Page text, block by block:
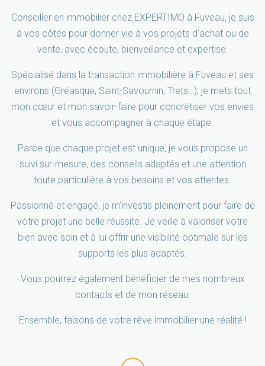
Conseiller en immobilier chez EXPERTIMO à Fuveau, je suis
à vos côtés pour donner vie à vos projets d’achat ou de
vente, avec écoute, bienveillance et expertise.
Spécialisé dans la transaction immobilière à Fuveau et ses
environs (Gréasque, Saint-Savournin, Trets…), je mets tout
mon cœur et mon savoir-faire pour concrétiser vos envies
et vous accompagner à chaque étape.
Parce que chaque projet est unique, je vous propose un
suivi sur-mesure, des conseils adaptés et une attention
toute particulière à vos besoins et vos attentes.
Passionné et engagé, je m’investis pleinement pour faire de
votre projet une belle réussite. Je veille à valoriser votre
bien avec soin et à lui offrir une visibilité optimale sur les
supports les plus adaptés.
Vous pourrez également bénéficier de mes nombreux
contacts et de mon réseau.
Ensemble, faisons de votre rêve immobilier une réalité !